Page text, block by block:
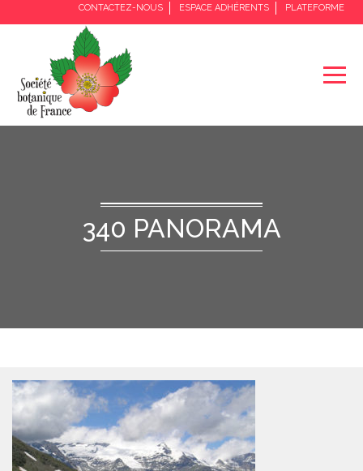
CONTACTEZ-NOUS ESPACE ADHÉRENTS PLATEFORME
340 PANORAMA